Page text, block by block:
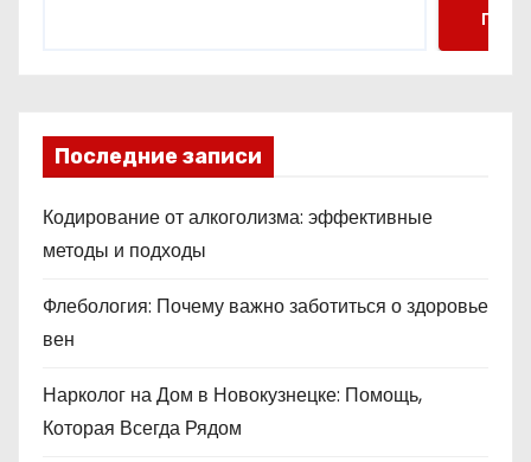
Поиск
Последние записи
Кодирование от алкоголизма: эффективные
методы и подходы
Флебология: Почему важно заботиться о здоровье
вен
Нарколог на Дом в Новокузнецке: Помощь,
Которая Всегда Рядом